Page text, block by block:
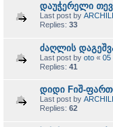
დაუჭერელი
Last post by ARCHILI
Replies: 33
ძაღლის
Last post by oto « 05
Replies: 41
დიდი Fიშ-
Last post by ARCHILI
Replies: 62